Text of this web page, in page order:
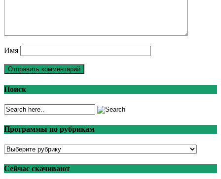
Имя
Поиск
Программы по рубрикам
Программы
рубрикам
Сейчас скачивают